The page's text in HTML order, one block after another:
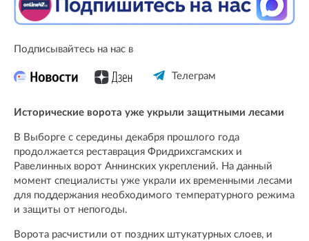
Подписывайтесь на нас в
Телеграм
Исторические ворота уже укрыли защитными лесами
В Выборге с середины декабря прошлого года
продолжается реставрация Фридрихсгамских и
Равелинных ворот Аннинских укреплений. На данный
момент специалисты уже украли их временными лесами
для поддержания необходимого температурного режима
и защиты от непогоды.
Ворота расчистили от поздних штукатурных слоев, и